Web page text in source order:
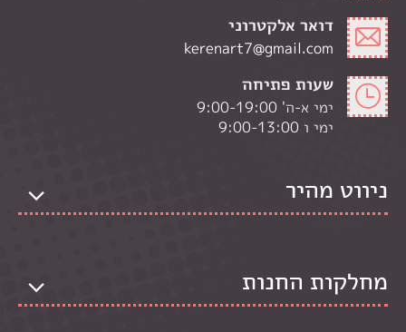
דואר אלקטרוני
kerenart7@gmail.com
שעות פתיחה
ימי א-ה' 9:00-19:00
ימי ו 9:00-13:00
ניווט מהיר
מחלקות החנות